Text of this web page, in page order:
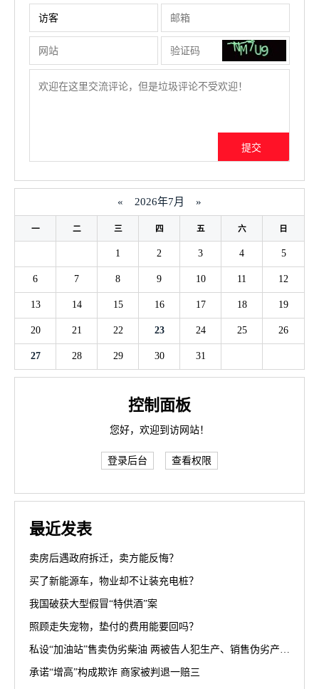
« 2026年7月 »
一 二 三 四 五 六 日
1 2 3 4 5
6 7 8 9 10 11 12
13 14 15 16 17 18 19
20 21 22 23 24 25 26
27 28 29 30 31
控制面板
您好，欢迎到访网站！
登录后台 查看权限
最近发表
卖房后遇政府拆迁，卖方能反悔？
买了新能源车，物业却不让装充电桩？
我国破获大型假冒“特供酒”案
照顾走失宠物，垫付的费用能要回吗？
私设“加油站”售卖伪劣柴油 两被告人犯生产、销售伪劣产品罪获刑罚
承诺“增高”构成欺诈 商家被判退一赔三